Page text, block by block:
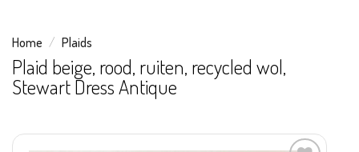
Home / Plaids
Plaid beige, rood, ruiten, recycled wol,
Stewart Dress Antique